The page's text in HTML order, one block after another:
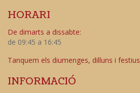
HORARI
De dimarts a dissabte:
de 09:45 a 16:45
Tanquem els diumenges, dilluns i festius
INFORMACIÓ